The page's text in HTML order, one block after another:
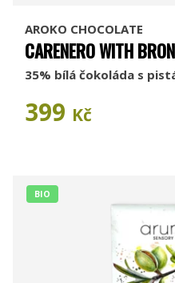
AROKO CHOCOLATE
CARENERO WITH
35% bílá čokoláda s
399 Kč
BIO